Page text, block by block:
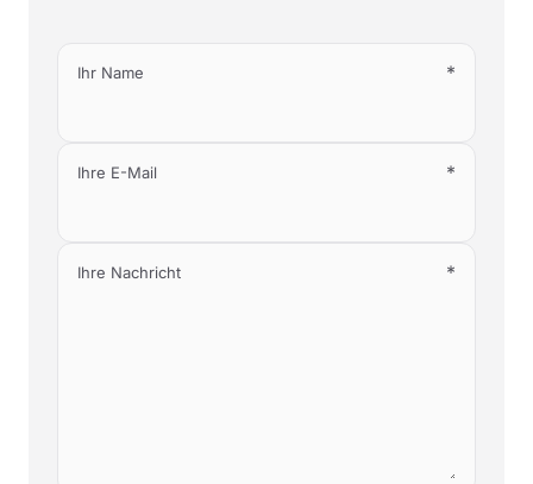
Ihr Name *
Ihre E-Mail *
Ihre Nachricht *